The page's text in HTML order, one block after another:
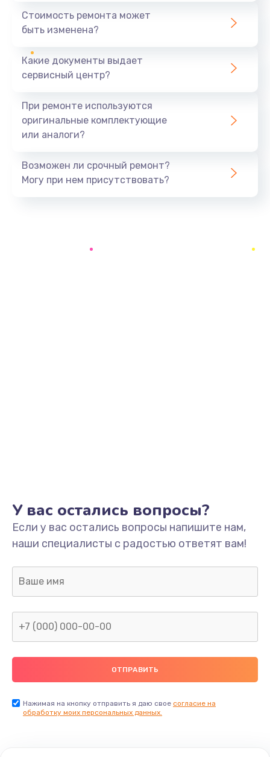
1440 руб.
Ремонт южного моста
Замена батарейки BIOS
Заказать
Замена/Pемонт карбюратора
1300 руб.
Заказать
Ремонт капиллярной трубки
400 руб.
Заказать
Стоимость ремонта может
быть изменена?
Какие документы выдает
сервисный центр?
При ремонте используются
оригинальные комплектующие
или аналоги?
Возможен ли срочный ремонт?
Могу при нем присутствовать?
У вас остались вопросы?
Если у вас остались вопросы напишите нам,
наши специалисты с радостью ответят вам!
Нажимая на кнопку отправить я даю свое согласие на
обработку моих персональных данных.